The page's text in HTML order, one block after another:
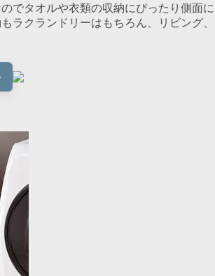
でタオルや衣類の収納にぴったり側面に
ラクランドリーはもちろん、リビング、